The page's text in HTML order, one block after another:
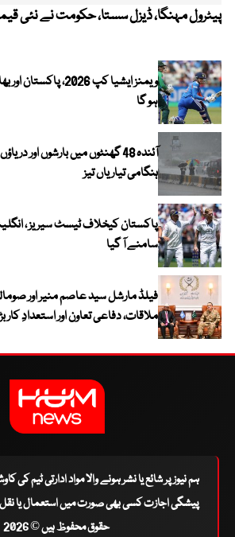
پیٹرول مہنگا، ڈیزل سستا، حکومت نے نئی
ویمنز ایشیا کپ 2026،
ہو گا
آئندہ 48 گھنٹوں میں بارشوں اور
ہنگامی تیاریاں تیز
سامنے آ گیا
فیلڈ مارشل سید عاصم منیر اور
ملاقات، دفاعی تعاون اور استعدادِ
ہم نیوز پر شائع یا نشر ہونے والا مواد ادارتی ٹیم کی
پیشگی اجازت کسی بھی صورت میں استعمال یا نقل
حقوق محفوظ ہیں © 2026